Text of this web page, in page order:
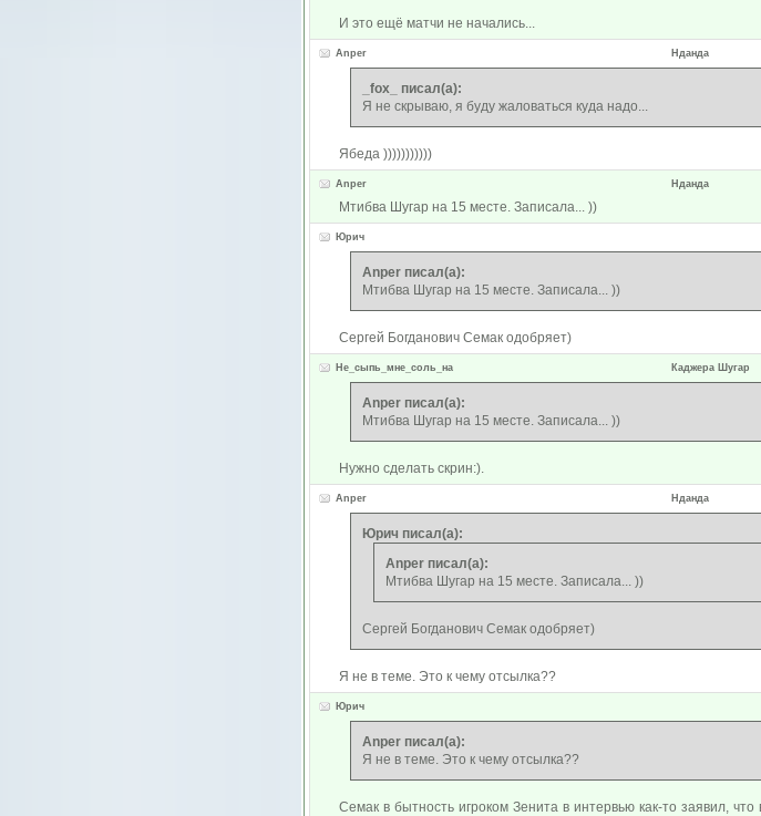
И это ещё матчи не начались...
Anper Нданда
_fox_ писал(а):
Я не скрываю, я буду жаловаться куда надо...
Ябеда )))))))))))
Anper Нданда
Мтибва Шугар на 15 месте. Записала... ))
Юрич
Anper писал(а):
Мтибва Шугар на 15 месте. Записала... ))
Сергей Богданович Семак одобряет)
Не_сыпь_мне_соль_на Каджера Шугар
Anper писал(а):
Мтибва Шугар на 15 месте. Записала... ))
Нужно сделать скрин:).
Anper Нданда
Юрич писал(а):
Anper писал(а):
Мтибва Шугар на 15 месте. Записала... ))
Сергей Богданович Семак одобряет)
Я не в теме. Это к чему отсылка??
Юрич
Anper писал(а):
Я не в теме. Это к чему отсылка??
Семак в бытность игроком Зенита в интервью как-то заявил,